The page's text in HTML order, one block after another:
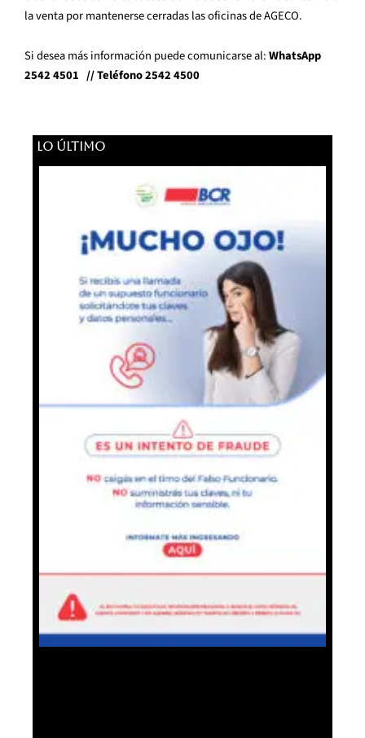
la venta por mantenerse cerradas las oficinas de AGECO.
Si desea más información puede comunicarse al:WhatsApp
2542 4501 // Teléfono 2542 4500
LO ÚLTIMO